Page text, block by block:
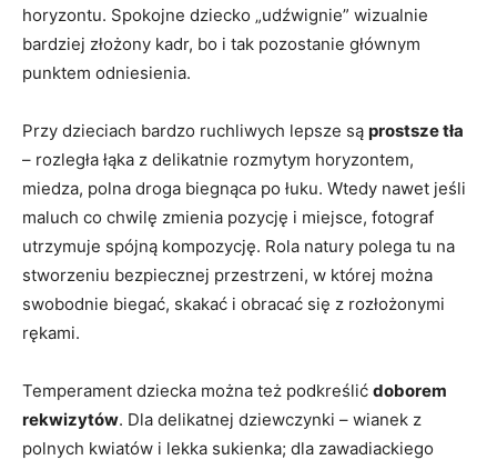
horyzontu. Spokojne dziecko „udźwignie” wizualnie
bardziej złożony kadr, bo i tak pozostanie głównym
punktem odniesienia.
Przy dzieciach bardzo ruchliwych lepsze są prostsze tła
– rozległa łąka z delikatnie rozmytym horyzontem,
miedza, polna droga biegnąca po łuku. Wtedy nawet jeśli
maluch co chwilę zmienia pozycję i miejsce, fotograf
utrzymuje spójną kompozycję. Rola natury polega tu na
stworzeniu bezpiecznej przestrzeni, w której można
swobodnie biegać, skakać i obracać się z rozłożonymi
rękami.
Temperament dziecka można też podkreślić doborem
rekwizytów. Dla delikatnej dziewczynki – wianek z
polnych kwiatów i lekka sukienka; dla zawadiackiego